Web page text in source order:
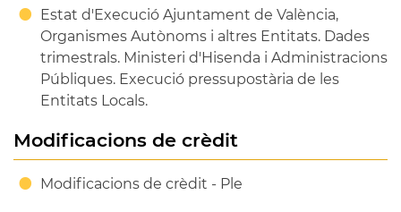
Estat d'Execució Ajuntament de València,
Organismes Autònoms i altres Entitats. Dades
trimestrals. Ministeri d'Hisenda i Administracions
Públiques. Execució pressupostària de les
Entitats Locals.
Modificacions de crèdit
Modificacions de crèdit - Ple